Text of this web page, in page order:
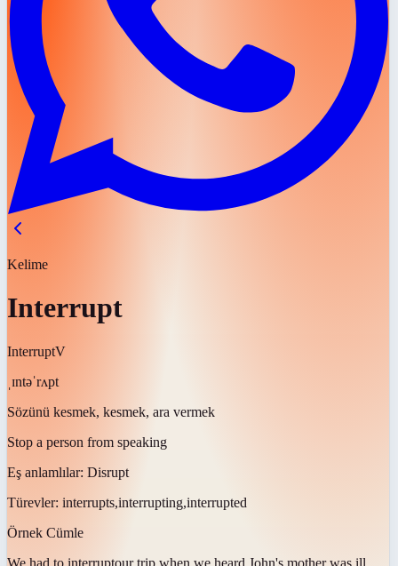
Kelime
Interrupt
InterruptV
ˌɪntəˈrʌpt
Sözünü kesmek, kesmek, ara vermek
Stop a person from speaking
Eş anlamlılar: Disrupt
Türevler: interrupts,interrupting,interrupted
Örnek Cümle
We had to interruptour trip when we heard John's mother was ill.